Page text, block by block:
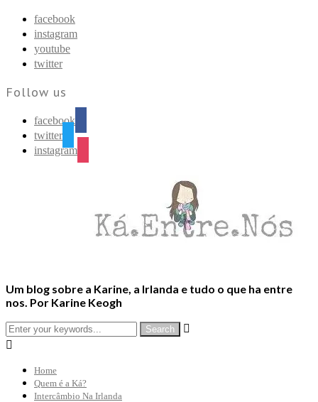
facebook
instagram
youtube
twitter
Follow us
facebook
twitter
instagram
Um blog sobre a Karine, a Irlanda e tudo o que ha entre
nos. Por Karine Keogh


Home
Quem é a Ká?
Intercâmbio Na Irlanda